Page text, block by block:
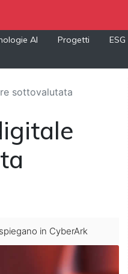
AI Progetti ESG
sottovalutata
in CyberArk